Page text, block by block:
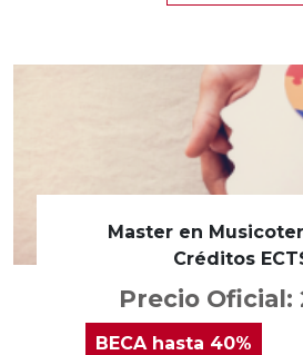
Master en
Créditos
Precio Oficial:
BECA hasta 40%